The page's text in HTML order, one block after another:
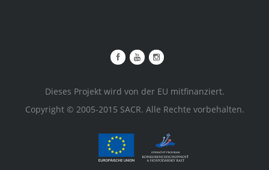
Dieses Projekt wird von der EU mitfinanziert.
Copyright © 2005-2015 SACR. Alle Rechte vorbehalten.